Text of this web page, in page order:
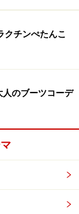
パンツの裾が
しなく見えず
ロングブー
トアップを主
リューム感の
クチンぺたんこ
のブーツコーデ